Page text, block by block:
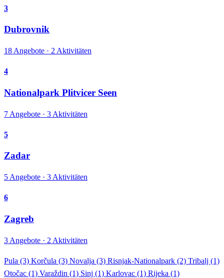
3
Dubrovnik
18 Angebote · 2 Aktivitäten
4
Nationalpark Plitvicer Seen
7 Angebote · 3 Aktivitäten
5
Zadar
5 Angebote · 3 Aktivitäten
6
Zagreb
3 Angebote · 2 Aktivitäten
Pula (3) Korčula (3) Novalja (3) Risnjak-Nationalpark (2) Tribalj (1)
Otočac (1) Varaždin (1) Sinj (1) Karlovac (1) Rijeka (1)